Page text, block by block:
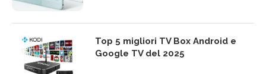
Top 5 migliori TV Box Android e
Google TV del 2025